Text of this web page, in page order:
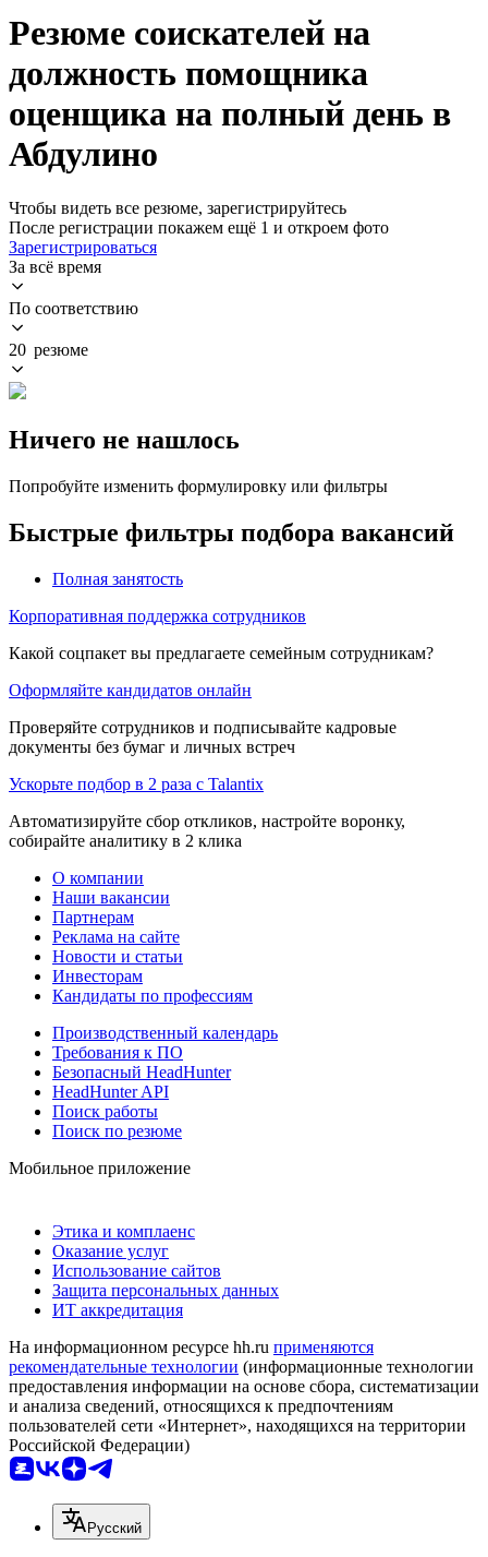
Резюме соискателей на
должность помощника
оценщика на полный день в
Абдулино
Чтобы видеть все резюме, зарегистрируйтесь
После регистрации покажем ещё 1 и откроем фото
Зарегистрироваться
За всё время
По соответствию
20 резюме
Ничего не нашлось
Попробуйте изменить формулировку или фильтры
Быстрые фильтры подбора вакансий
Полная занятость
Корпоративная поддержка сотрудников
Какой соцпакет вы предлагаете семейным сотрудникам?
Оформляйте кандидатов онлайн
Проверяйте сотрудников и подписывайте кадровые
документы без бумаг и личных встреч
Ускорьте подбор в 2 раза с Talantix
Автоматизируйте сбор откликов, настройте воронку,
собирайте аналитику в 2 клика
О компании
Наши вакансии
Партнерам
Реклама на сайте
Новости и статьи
Инвесторам
Кандидаты по профессиям
Производственный календарь
Требования к ПО
Безопасный HeadHunter
HeadHunter API
Поиск работы
Поиск по резюме
Мобильное приложение
Этика и комплаенс
Оказание услуг
Использование сайтов
Защита персональных данных
ИТ аккредитация
На информационном ресурсе hh.ru применяются
рекомендательные технологии (информационные технологии
предоставления информации на основе сбора, систематизации
и анализа сведений, относящихся к предпочтениям
пользователей сети «Интернет», находящихся на территории
Российской Федерации)
Русский